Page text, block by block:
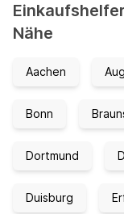
Nähe
Aachen
Bonn
Dortmund
Duisburg